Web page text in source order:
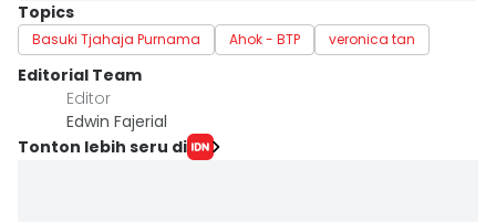
Topics
Basuki Tjahaja Purnama Ahok - BTP veronica tan
Editorial Team
Editor
Edwin Fajerial
Tonton lebih seru di